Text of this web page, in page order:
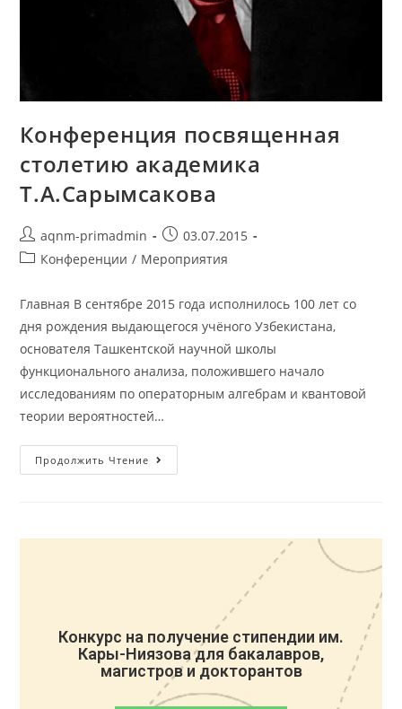
Конференция посвященная
столетию академика
Т.А.Сарымсакова
aqnm-primadmin
03.07.2015
Конференции / Мероприятия
Главная В сентябре 2015 года исполнилось 100 лет со
дня рождения выдающегося учёного Узбекистана,
основателя Ташкентской научной школы
функционального анализа, положившего начало
исследованиям по операторным алгебрам и квантовой
теории вероятностей…
Продолжить Чтение
Конкурс на получение стипендии им.
Кары-Ниязова для бакалавров,
магистров и докторантов